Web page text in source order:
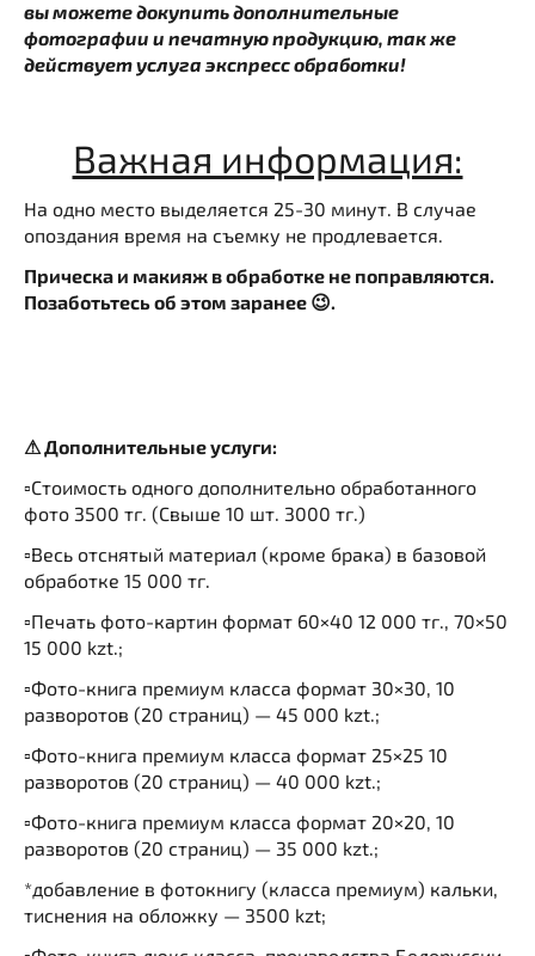
вы можете докупить дополнительные
фотографии и печатную продукцию, так же
действует услуга экспресс обработки!
Важная информация:
На одно место выделяется 25-30 минут. В случае
опоздания время на съемку не продлевается.
Прическа и макияж в обработке не поправляются.
Позаботьтесь об этом заранее 😉.
⚠ Дополнительные услуги:
▫️Стоимость одного дополнительно обработанного
фото 3500 тг. (Свыше 10 шт. 3000 тг.)
▫️Весь отснятый материал (кроме брака) в базовой
обработке 15 000 тг.
▫️Печать фото-картин формат 60×40 12 000 тг., 70×50
15 000 kzt.;
▫️Фото-книга премиум класса формат 30×30, 10
разворотов (20 страниц) — 45 000 kzt.;
▫️Фото-книга премиум класса формат 25×25 10
разворотов (20 страниц) — 40 000 kzt.;
▫️Фото-книга премиум класса формат 20×20, 10
разворотов (20 страниц) — 35 000 kzt.;
*добавление в фотокнигу (класса премиум) кальки,
тиснения на обложку — 3500 kzt;